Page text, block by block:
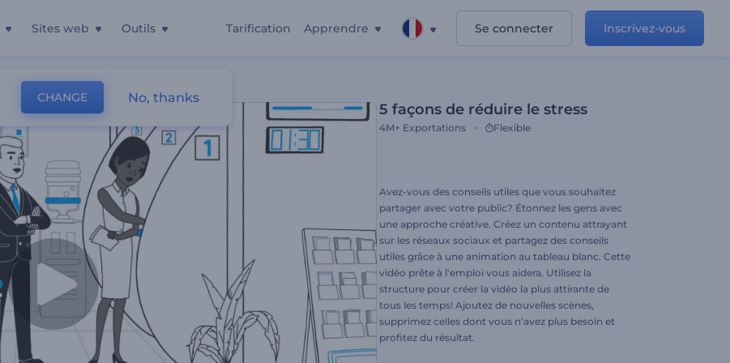
Sites web Outils Tarification Apprendre Se connecter Inscrivez-vous
5 façons de réduire le stress
4M+ Exportations Flexible
Avez-vous des conseils utiles que vous souhaitez
partager avec votre public? Étonnez les gens avec
une approche créative. Créez un contenu attrayant
sur les réseaux sociaux et partagez des conseils
utiles grâce à une animation au tableau blanc. Cette
vidéo prête à l'emploi vous aidera. Utilisez la
structure pour créer la vidéo la plus attirante de
tous les temps! Ajoutez de nouvelles scènes,
supprimez celles dont vous n’avez plus besoin et
profitez du résultat.
CHANGE No, thanks